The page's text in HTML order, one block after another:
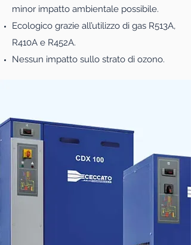
minor impatto ambientale possibile.
Ecologico grazie all’utilizzo di gas R513A,
R410A e R452A.
Nessun impatto sullo strato di ozono.